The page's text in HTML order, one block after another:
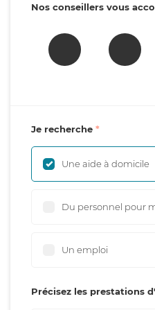
Nos conseillers vous
Je recherche
Une aide à domicile
Du personnel pour
Un emploi
Précisez les prestations